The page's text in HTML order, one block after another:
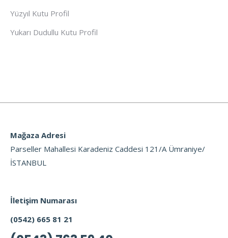
Yüzyıl Kutu Profil
Yukarı Dudullu Kutu Profil
Mağaza Adresi
Parseller Mahallesi Karadeniz Caddesi 121/A Ümraniye/
İSTANBUL
İletişim Numarası
(0542) 665 81 21